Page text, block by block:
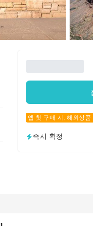
앱 첫 구매 시, 해외상
즉시 확정